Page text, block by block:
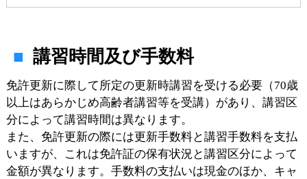
講習時間及び手数料
免許更新に際して所定の更新時講習を受ける必要（70歳
以上はあらかじめ高齢者講習等を受講）があり、講習区
分によって講習時間は異なります。
また、免許更新の際には更新手数料と講習手数料を支払
いますが、これは免許証の保有状況と講習区分によって
金額が異なります。手数料の支払いは現金のほか、キャ